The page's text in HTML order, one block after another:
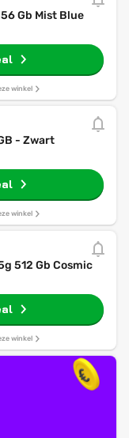
Gb Mist Blue
winkel
- Zwart
winkel
512 Gb Cosmic
winkel